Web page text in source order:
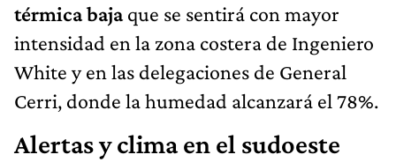
térmica bajaque se sentirá con mayor
intensidad en la zona costera de Ingeniero
White y en las delegaciones de General
Cerri, donde la humedad alcanzará el 78%.
Alertas y clima en el sudoeste